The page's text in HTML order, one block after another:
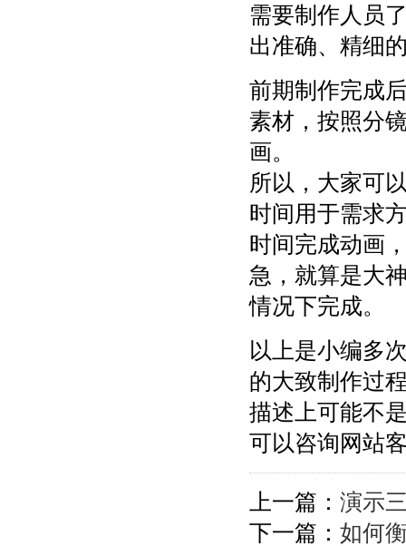
需要制作人员
出准确、精细
前期制作完成
素材，按照分
画。
所以，大家可
时间用于需求
时间完成动画
急，就算是大
情况下完成。
以上是小编多
的大致制作过
描述上可能不
可以咨询网站
上一篇： 演示
下一篇： 如何